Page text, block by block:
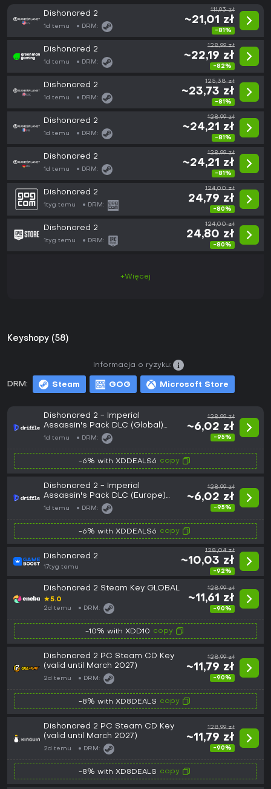
Dishonored 2
1d temu DRM:
111,93 zł
~21,01 zł
-81%
Dishonored 2
1d temu DRM:
128,99 zł
~22,19 zł
-82%
Dishonored 2
1d temu DRM:
125,38 zł
~23,73 zł
-81%
Dishonored 2
1d temu DRM:
128,99 zł
~24,21 zł
-81%
Dishonored 2
1d temu DRM:
128,99 zł
~24,21 zł
-81%
Dishonored 2
1tyg temu DRM:
124,00 zł
24,79 zł
-80%
Dishonored 2
1tyg temu DRM:
124,00 zł
24,80 zł
-80%
+Więcej
Keyshopy (58)
DRM: Steam GOG Microsoft Store
Informacja o ryzyku:
Dishonored 2 - Imperial
Assassin's Pack DLC (Global)
(PC) - Steam - Digital Key
1d temu DRM:
128,99 zł
~6,02 zł
-95%
-6% with XDDEALS6 copy
Dishonored 2 - Imperial
Assassin's Pack DLC (Europe)
(PC) - Steam - Digital Key
1d temu DRM:
128,99 zł
~6,02 zł
-95%
-6% with XDDEALS6 copy
Dishonored 2
17tyg temu
128,04 zł
~10,03 zł
-92%
Dishonored 2 Steam Key GLOBAL
★5.0
2d temu DRM:
128,99 zł
~11,61 zł
-90%
-10% with XDD10 copy
Dishonored 2 PC Steam CD Key
(valid until March 2027)
2d temu DRM:
128,99 zł
~11,79 zł
-90%
-8% with XD8DEALS copy
Dishonored 2 PC Steam CD Key
(valid until March 2027)
2d temu DRM:
128,99 zł
~11,79 zł
-90%
-8% with XD8DEALS copy